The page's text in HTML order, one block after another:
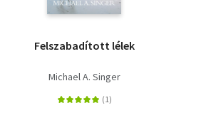
Felszabadított lélek
Michael A. Singer